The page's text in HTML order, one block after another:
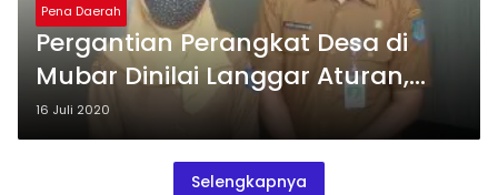
Pena Daerah
Pergantian Perangkat Desa di
Mubar Dinilai Langgar Aturan,
Kemendagri Bakal Surati Bupati
16 Juli 2020
Selengkapnya